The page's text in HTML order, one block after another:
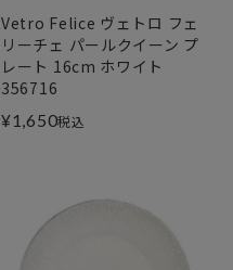
Vetro Felice ヴェトロ フェ
リーチェ パールクイーン プ
レート 16cm ホワイト
356716
¥1,650税込